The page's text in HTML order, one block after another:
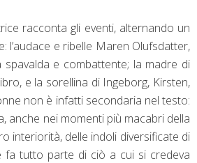
racconta gli eventi, alternando un
l’audace e ribelle Maren Olufsdatter,
e combattente; la madre di
e la sorellina di Ingeborg, Kirsten,
non è infatti secondaria nel testo:
anche nei momenti più macabri della
interiorità, delle indoli diversificate di
fa tutto parte di ciò a cui si credeva